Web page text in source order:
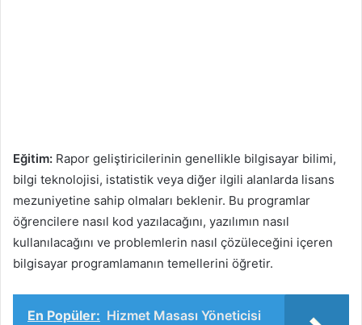
Eğitim: Rapor geliştiricilerinin genellikle bilgisayar bilimi,
bilgi teknolojisi, istatistik veya diğer ilgili alanlarda lisans
mezuniyetine sahip olmaları beklenir. Bu programlar
öğrencilere nasıl kod yazılacağını, yazılımın nasıl
kullanılacağını ve problemlerin nasıl çözüleceğini içeren
bilgisayar programlamanın temellerini öğretir.
En Popüler: Hizmet Masası Yöneticisi